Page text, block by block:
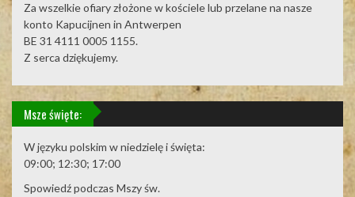
Za wszelkie ofiary złożone w kościele lub przelane na nasze
konto Kapucijnen in Antwerpen
BE 31 4111 0005 1155.
Z serca dziękujemy.
Msze święte:
W języku polskim w niedzielę i święta:
09:00; 12:30; 17:00
Spowiedź podczas Mszy św.